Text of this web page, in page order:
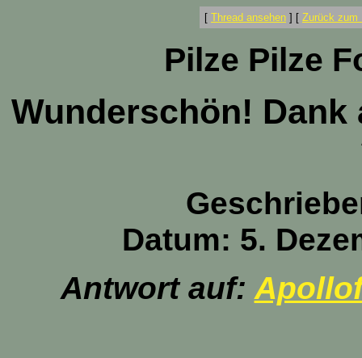
[ Thread ansehen ] [ Zurück zum
Pilze Pilze
Wunderschön!
Datum: 5.
Antwort auf: